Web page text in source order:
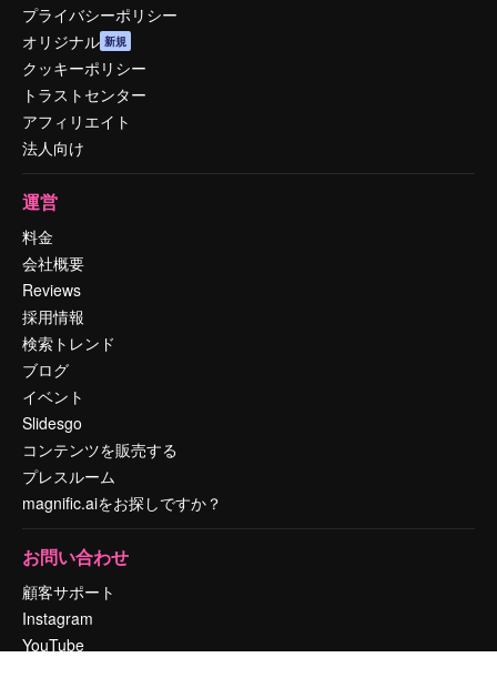
プライバシーポリシー
オリジナル 新規
クッキーポリシー
トラストセンター
アフィリエイト
法人向け
運営
料金
会社概要
Reviews
採用情報
検索トレンド
ブログ
イベント
Slidesgo
コンテンツを販売する
プレスルーム
magnific.aiをお探しですか？
お問い合わせ
顧客サポート
Instagram
YouTube